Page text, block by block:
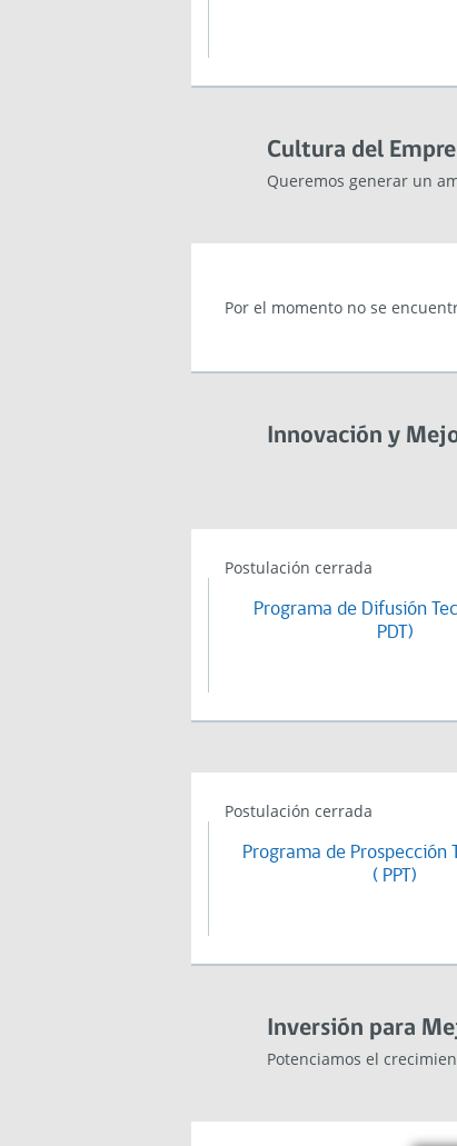
Cultura del
Queremos generar un
Por el momento no se
Innovación y
Postulación cerrada
Programa de Difusión
PDT)
Postulación cerrada
Programa de Prospección
( PPT)
Inversión para
Potenciamos el